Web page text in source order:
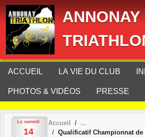
ANNONAY
ACCUEIL LA VIE DU CLUB
PHOTOS & VIDÉOS PRESSE
Le samedi
14
Accueil
Qualificatif Championnat
Panneau de gestion des cookies